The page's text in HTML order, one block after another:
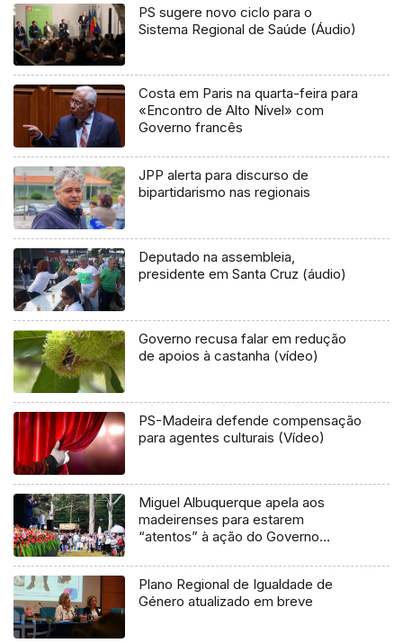
PS sugere novo ciclo para o
Sistema Regional de Saúde (Áudio)
Costa em Paris na quarta-feira para
«Encontro de Alto Nível» com
Governo francês
JPP alerta para discurso de
bipartidarismo nas regionais
Deputado na assembleia,
presidente em Santa Cruz (áudio)
Governo recusa falar em redução
de apoios à castanha (vídeo)
PS-Madeira defende compensação
para agentes culturais (Vídeo)
Miguel Albuquerque apela aos
madeirenses para estarem
“atentos” à ação do Governo
Plano Regional de Igualdade de
Género atualizado em breve